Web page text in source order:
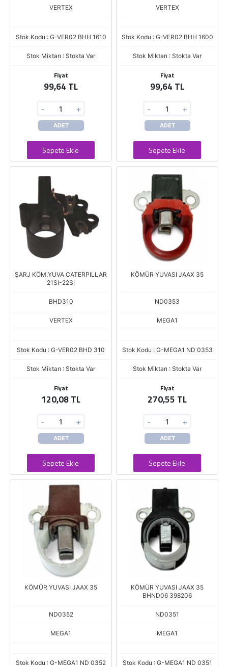
VERTEX
Stok Kodu : G-VER02 BHH 1610
Stok Miktarı : Stokta Var
Fiyat
99,64 TL
- +
ADET
Sepete Ekle
VERTEX
Stok Kodu : G-VER02 BHH 1600
Stok Miktarı : Stokta Var
Fiyat
99,64 TL
- +
ADET
Sepete Ekle
ŞARJ KÖM.YUVA CATERPILLAR
21SI-22SI
BHD310
VERTEX
Stok Kodu : G-VER02 BHD 310
Stok Miktarı : Stokta Var
Fiyat
120,08 TL
- +
ADET
Sepete Ekle
KÖMÜR YUVASI JAAX 35
ND0353
MEGA1
Stok Kodu : G-MEGA1 ND 0353
Stok Miktarı : Stokta Var
Fiyat
270,55 TL
- +
ADET
Sepete Ekle
KÖMÜR YUVASI JAAX 35
ND0352
MEGA1
Stok Kodu : G-MEGA1 ND 0352
KÖMÜR YUVASI JAAX 35
BHND06 398206
ND0351
MEGA1
Stok Kodu : G-MEGA1 ND 0351